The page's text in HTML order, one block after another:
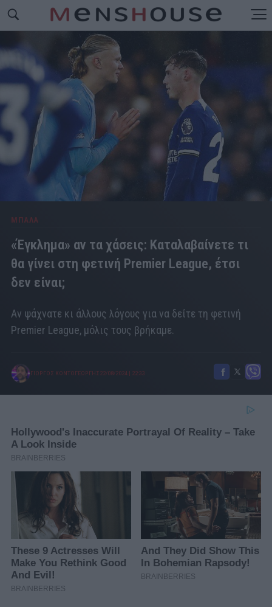
ΜΠΑΛΑ
«Έγκλημα» αν τα χάσεις: Καταλαβαίνετε τι
θα γίνει στη φετινή Premier League, έτσι
δεν είναι;
Αν ψάχνατε κι άλλους λόγους για να δείτε τη φετινή
Premier League, μόλις τους βρήκαμε.
ΓΙΩΡΓΟΣ ΚΟΝΤΟΓΕΩΡΓΗΣ 22/08/2024 22:33